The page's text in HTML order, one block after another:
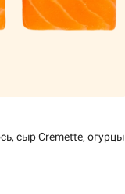
сыр Cremette, огурцы